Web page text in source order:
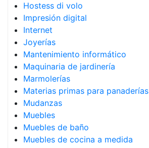
Hostess di volo
Impresión digital
Internet
Joyerías
Mantenimiento informático
Maquinaria de jardinería
Marmolerías
Materias primas para panaderías
Mudanzas
Muebles
Muebles de baño
Muebles de cocina a medida